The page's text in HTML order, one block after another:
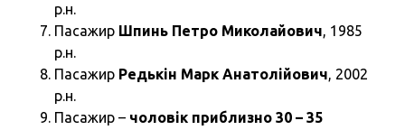
р.н.
Пасажир Шпинь Петро Миколайович, 1985
р.н.
Пасажир Редькін Марк Анатолійович, 2002
р.н.
Пасажир – чоловік приблизно 30 – 35